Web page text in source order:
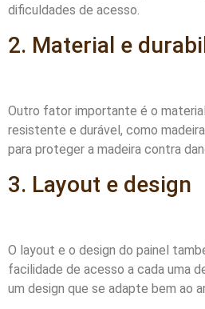
dificuldades de acesso.
2. Material e
Outro fator importante é o
resistente e durável, como
para proteger a madeira contra
3. Layout e design
O layout e o design do painel
facilidade de acesso a cada uma
um design que se adapte bem ao